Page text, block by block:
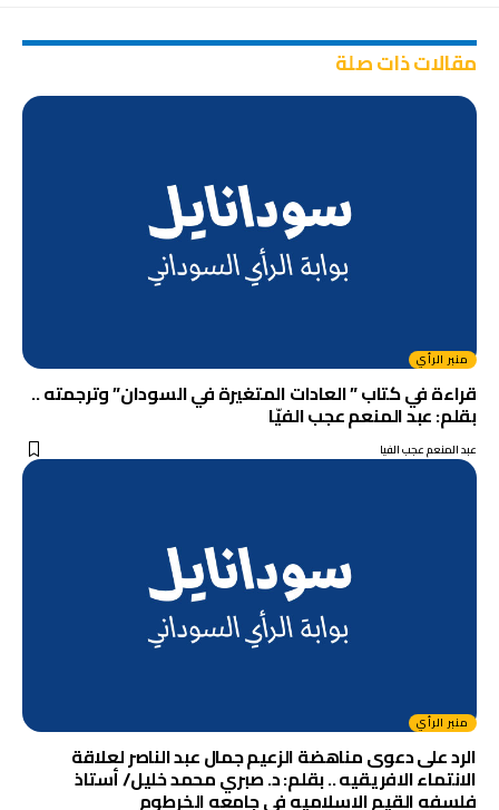
مقالات ذات صلة
منبر الرأي
قراءة في كتاب ” العادات المتغيرة في السودان” وترجمته ..
بقلم: عبد المنعم عجب الفيّا
عبد المنعم عجب الفيا
منبر الرأي
الرد على دعوى مناهضة الزعيم جمال عبد الناصر لعلاقة
الانتماء الافريقيه .. بقلم: د. صبري محمد خليل/ أستاذ
فلسفه القيم الاسلاميه في جامعه الخرطوم